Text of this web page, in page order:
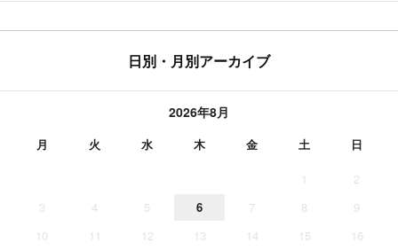
日別・月別アーカイブ
2026年8月
月 火 水 木 金 土 日
1
2
3
4 5 6 7 8
9
10
11 12 13 14 15
16